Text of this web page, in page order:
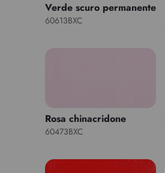
Verde scuro permanente
60613BXC
Rosa chinacridone
60473BXC